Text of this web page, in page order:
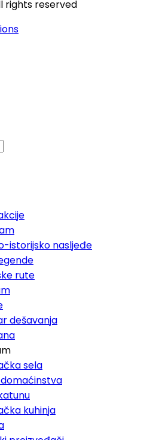
rights reserved
istorijsko nasljeđe
rute
dešavanja
sela
kuhinja